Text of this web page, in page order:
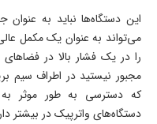
این دستگاه‌ها نباید به عنوان
می‌تواند به عنوان یک مکمل
را در یک فشار بالا در
مجبور نیستید در اطراف سیم
که دسترسی به طور موثر
دستگاه‌های واترپیک در بیشتر